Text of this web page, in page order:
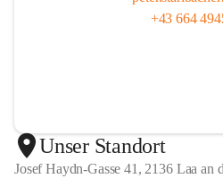
+43 664
Unser Standort
Josef Haydn-Gasse 41, 2136 Laa an